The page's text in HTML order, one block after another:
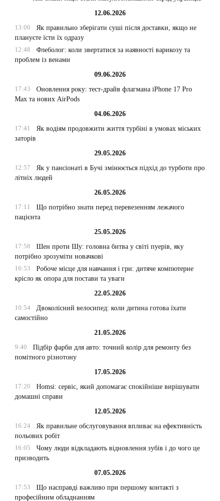
12.06.2026
13:00
Як правильно зберігати суші після доставки, якщо не
плануєте їсти їх одразу
12:48
Флеболог: коли звертатися за наявності варикозу та
проблем із венами
09.06.2026
17:43
Оновлення року: тест-драйв флагмана iPhone 17 Pro
Max та нових AirPods
04.06.2026
17:41
Як водіям продовжити життя турбіні в умовах міських
заторів
29.05.2026
12:57
Як у пансіонаті в Бучі змінюється підхід до турботи про
літніх людей
26.05.2026
17:11
Що потрібно знати перед перевезенням лежачого
пацієнта
25.05.2026
17:58
Шен проти Шу: головна битва у світі пуерів, яку
потрібно зрозуміти новачкові
16:53
Робоче місце для навчання і гри: дитяче компютерне
крісло як опора для постави та уваги
22.05.2026
10:54
Двоколісний велосипед: коли дитина готова їхати
самостійно
21.05.2026
9:40
Підбір фарби для авто: точний колір для ремонту без
помітного різнотону
17.05.2026
17:20
Homsi: сервіс, який допомагає спокійніше вирішувати
домашні справи
12.05.2026
16:24
Як правильне обслуговування впливає на ефективність
польових робіт
16:05
Чому люди відкладають відновлення зубів і до чого це
призводить
07.05.2026
17:53
Що насправді важливо при першому контакті з
професійним обладнанням